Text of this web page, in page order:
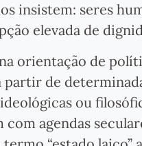
insistem: seres
elevada de
orientação de
de
ou
agendas